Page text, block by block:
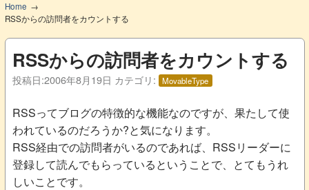
Home
RSSからの訪問者をカウントする
RSSからの訪問者をカウントする
投稿日:2006年8月19日 カテゴリ: MovableType
RSSってブログの特徴的な機能なのですが、果たして使
われているのだろうか?と気になります。
RSS経由での訪問者がいるのであれば、RSSリーダーに
登録して読んでもらっているということで、とてもうれ
しいことです。